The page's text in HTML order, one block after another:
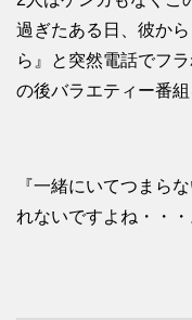
過ぎたある日、彼か
ら』と突然電話でフ
の後バラエティー番
『一緒にいてつまら
れないですよね・・・